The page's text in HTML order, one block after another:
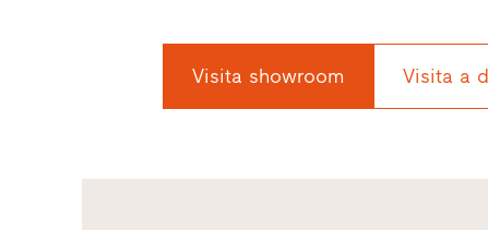
Visita showroom Visita a